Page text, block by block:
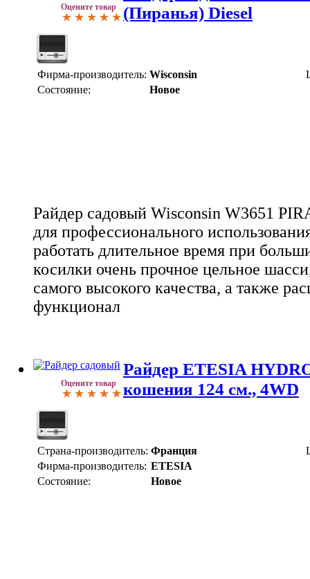
Оцените товар
(Пиранья) Diesel
Фирма-производитель: Wisconsin
Состояние:
Новое
Райдер садовый Wisconsin W3651
для профессионального
работать длительное время при
косилки очень прочное цельное
самого высокого качества, а также
функционал
Оцените товар
Райдер ETESIA
кошения 124 см., 4WD
Страна-производитель: Франция
Фирма-производитель: ETESIA
Состояние:
Новое